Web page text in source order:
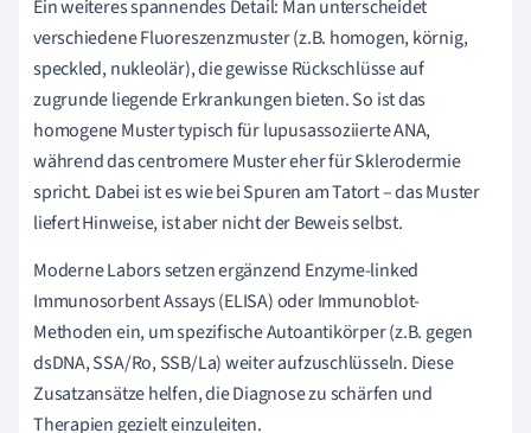
Ein weiteres spannendes Detail: Man unterscheidet
verschiedene Fluoreszenzmuster (z.B. homogen, körnig,
speckled, nukleolär), die gewisse Rückschlüsse auf
zugrunde liegende Erkrankungen bieten. So ist das
homogene Muster typisch für lupusassoziierte ANA,
während das centromere Muster eher für Sklerodermie
spricht. Dabei ist es wie bei Spuren am Tatort – das Muster
liefert Hinweise, ist aber nicht der Beweis selbst.
Moderne Labors setzen ergänzend Enzyme-linked
Immunosorbent Assays (ELISA) oder Immunoblot-
Methoden ein, um spezifische Autoantikörper (z.B. gegen
dsDNA, SSA/Ro, SSB/La) weiter aufzuschlüsseln. Diese
Zusatzansätze helfen, die Diagnose zu schärfen und
Therapien gezielt einzuleiten.